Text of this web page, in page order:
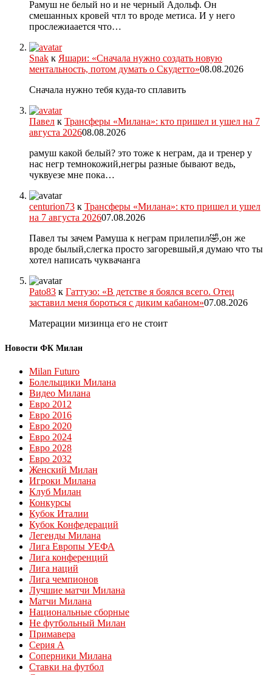
Рамуш не белый но и не черный Адольф. Он
смешанных кровей чтл то вроде метиса. И у него
прослежиаается что…
Snak к Яшари: «Сначала нужно создать новую
ментальность, потом думать о Скудетто»08.08.2026
Сначала нужно тебя куда-то сплавить
Павел к Трансферы «Милана»: кто пришел и ушел на 7
августа 202608.08.2026
рамуш какой белый? это тоже к неграм, да и тренер у
нас негр темнокожий,негры разные бывают ведь,
чуквуезе мне пока…
centurion73 к Трансферы «Милана»: кто пришел и ушел
на 7 августа 202607.08.2026
Павел ты зачем Рамуша к неграм прилепил🤣,он же
вроде былый,слегка просто загоревшый,я думаю что ты
хотел написать чуквачанга
Pato83 к Гаттузо: «В детстве я боялся всего. Отец
заставил меня бороться с диким кабаном»07.08.2026
Матерации мизинца его не стоит
Новости ФК Милан
Milan Futuro
Болельщики Милана
Видео Милана
Евро 2012
Евро 2016
Евро 2020
Евро 2024
Евро 2028
Евро 2032
Женский Милан
Игроки Милана
Клуб Милан
Конкурсы
Кубок Италии
Кубок Конфедераций
Легенды Милана
Лига Европы УЕФА
Лига конференций
Лига наций
Лига чемпионов
Лучшие матчи Милана
Матчи Милана
Национальные сборные
Не футбольный Милан
Примавера
Серия А
Соперники Милана
Ставки на футбол